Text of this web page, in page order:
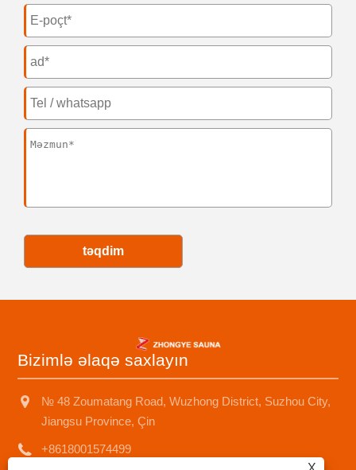
təqdim
Bizimlə əlaqə saxlayın
№ 48 Zoumatang Road, Wuzhong District, Suzhou City,
Jiangsu Province, Çin
+8618001574499